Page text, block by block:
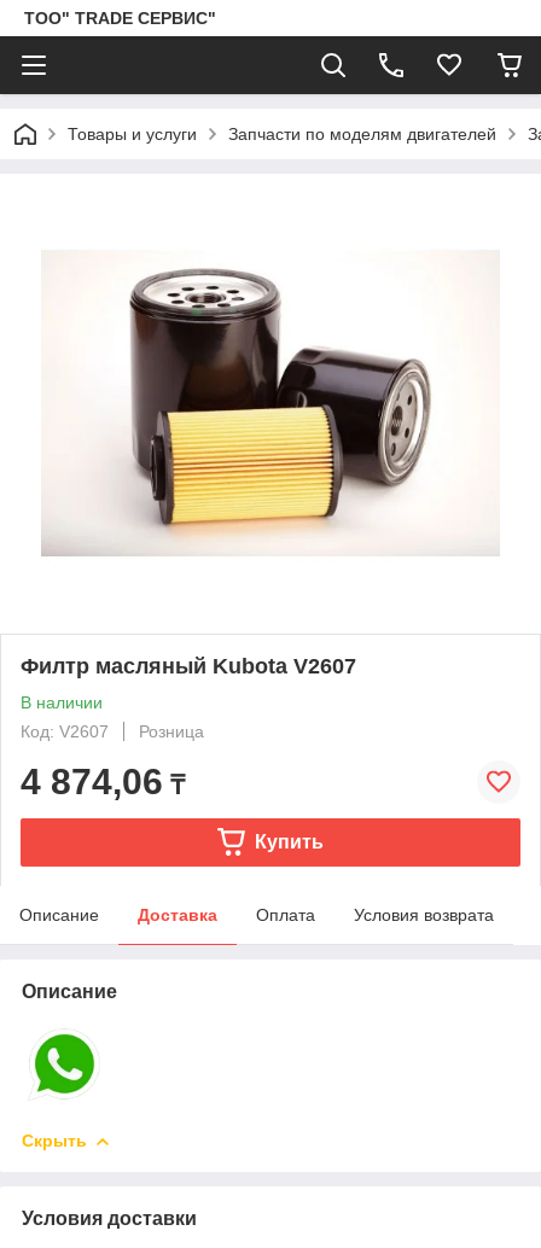
ТОО" TRADE СЕРВИС"
Товары и услуги Запчасти по моделям двигателей
Филтр масляный Kubota V2607
В наличии
Код: V2607
Розница
4 874,06 ₸
Купить
Описание Доставка Оплата Условия возврата
Описание
Скрыть
Условия доставки